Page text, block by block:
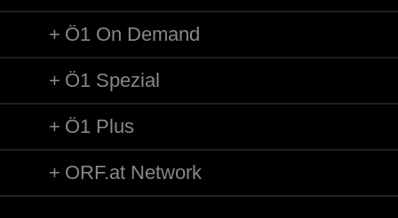
Ö1 On Demand
Ö1 Spezial
Ö1 Plus
ORF.at Network